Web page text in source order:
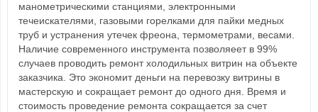
манометрическими станциями, электронными
течеискателями, газовыми горелками для пайки медных
труб и устранения утечек фреона, термометрами, весами.
Наличие современного инструмента позволяеет в 99%
случаев проводить ремонт холодильных витрин на объекте
заказчика. Это экономит деньги на перевозку витрины в
мастерскую и сокращает ремонт до одного дня. Время и
стоимость проведение ремонта сокращается за счет